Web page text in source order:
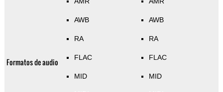
Formatos de audio
AWB
RA
FLAC
MID
AWB
RA
FLAC
MID